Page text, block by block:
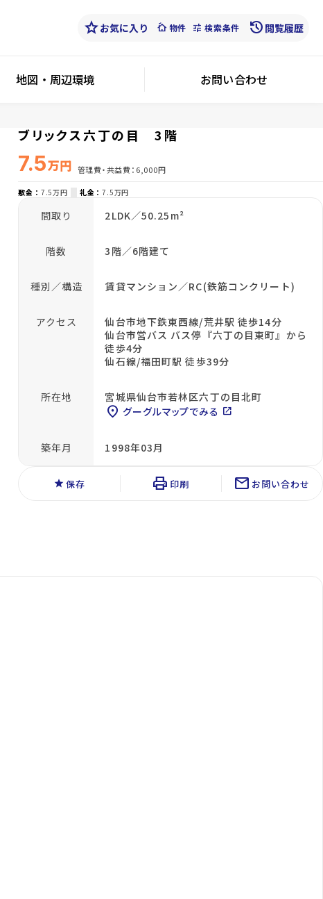
starお気に入り cottage物件 tune 検索条件 history 閲覧履歴
地図・周辺環境 お問い合わせ
ブリックス六丁の目 3階
7.5万円 管理費・共益費 6,000円
敷金 7.5万円 礼金 7.5万円
間取り 2LDK／50.25m²
階数 3階／6階建て
種別／構造 賃貸マンション／RC(鉄筋コンクリート)
アクセス
仙台市地下鉄東西線/荒井駅 徒歩14分
仙台市営バス バス停『六丁の目東町』から
徒歩4分
仙石線/福田町駅 徒歩39分
所在地 宮城県仙台市若林区六丁の目北町
location_on グーグルマップでみる open_in_new
築年月 1998年03月
star 保存 print 印刷 mail お問い合わせ